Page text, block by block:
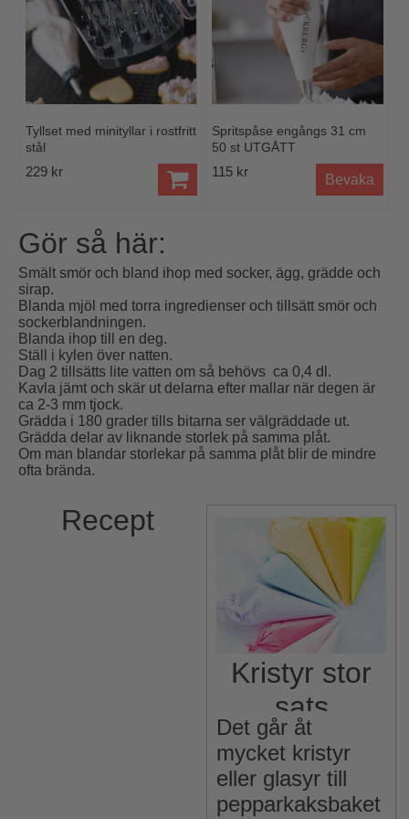
Tyllset med minityllar i rostfritt
stål
229 kr
Spritspåse engångs 31 cm
50 st UTGÅTT
115 kr
Bevaka
Gör så här:
Smält smör och bland ihop med socker, ägg, grädde och
sirap.
Blanda mjöl med torra ingredienser och tillsätt smör och
sockerblandningen.
Blanda ihop till en deg.
Ställ i kylen över natten.
Dag 2 tillsätts lite vatten om så behövs ca 0,4 dl.
Kavla jämt och skär ut delarna efter mallar när degen är
ca 2-3 mm tjock.
Grädda i 180 grader tills bitarna ser välgräddade ut.
Grädda delar av liknande storlek på samma plåt.
Om man blandar storlekar på samma plåt blir de mindre
ofta brända.
Recept
Kristyr stor
sats
Det går åt
mycket kristyr
eller glasyr till
pepparkaksbaket